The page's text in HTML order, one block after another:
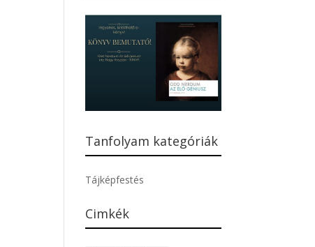
Tanfolyam kategóriák
Tájképfestés
Cimkék